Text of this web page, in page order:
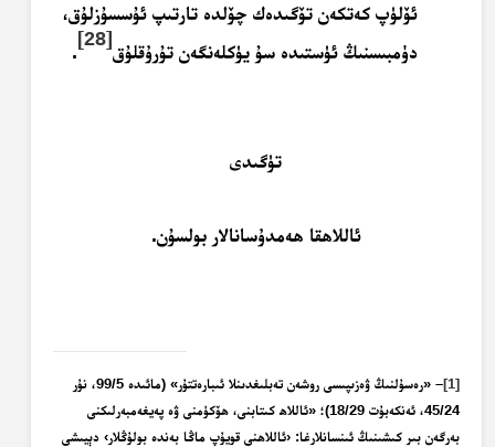
ئۆلۈپ كەتكەن تۆگىدەك چۆلدە تارتىپ ئۇسسۇزلۇق،
دۈمبىسنىڭ ئۈستىدە سۇ يۈكلەنگەن تۇرۇقلۇق
[28]
.
تۈگىدى
ئاللاھقا ھەمدۇسانالار بولسۇن.
[1]
– «رەسۇلنىڭ ۋەزىپىسى روشەن تەبلىغدىنلا ئىبارەتتۇر» (مائىدە 99/5، نۇر
45/24، ئەنكەبۇت 18/29)؛ «ئاللاھ كىتابنى، ھۆكۈمنى ۋە پەيغەمبەرلىكنى
بەرگەن بىر كىشىنىڭ ئىنسانلارغا: ‹ئاللاھنى قويۇپ ماڭا بەندە بولۇڭلار› دېيىشى